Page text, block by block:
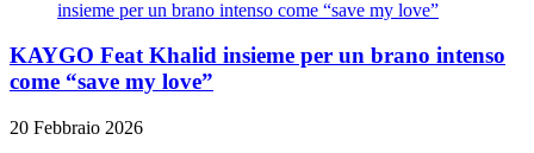
KAYGO Feat Khalid insieme per un brano intenso
come “save my love”
20 Febbraio 2026